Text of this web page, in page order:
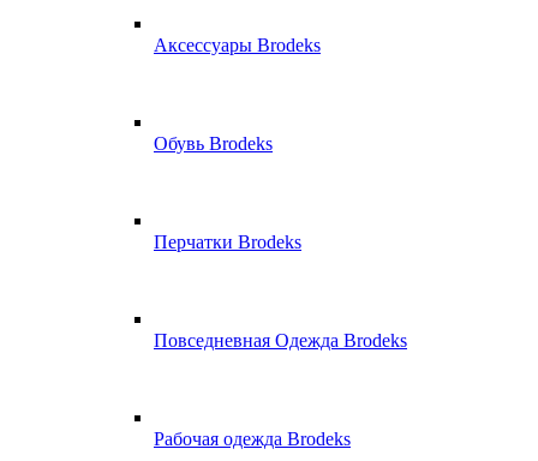
Аксессуары Brodeks
Обувь Brodeks
Перчатки Brodeks
Повседневная Одежда Brodeks
Рабочая одежда Brodeks